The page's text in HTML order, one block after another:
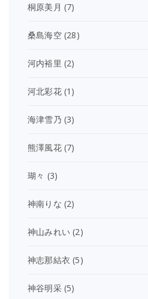
桐原美月 (7)
桑島海空(28)
河内裕里 (2)
河北彩花(1)
海津雪乃 (3)
熊澤風花(7)
瑚々 (3)
神南りな (2)
神山みれい (2)
神志那結衣 (5)
神谷明采(5)